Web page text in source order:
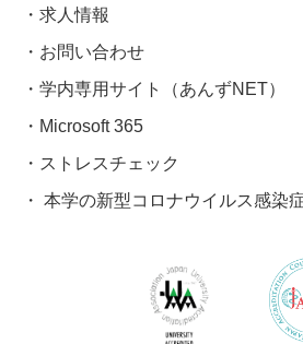
求人情報
お問い合わせ
学内専用サイト（あんずNET）
Microsoft 365
ストレスチェック
本学の新型コロナウイルス感染